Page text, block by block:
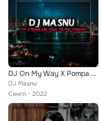
DJ On My Way X Pompa Pompa
DJ Masnu
Сингл
2022